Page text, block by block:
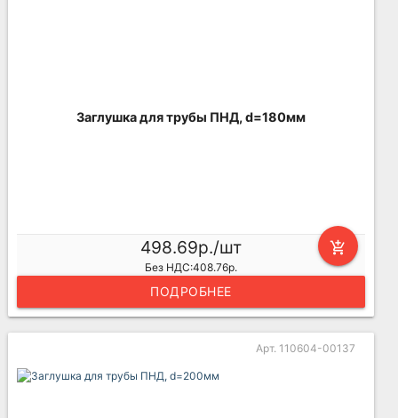
Заглушка для трубы ПНД, d=180мм
add_shopping_cart
498.69р./шт
Без НДС:408.76р.
ПОДРОБНЕЕ
Арт. 110604-00137